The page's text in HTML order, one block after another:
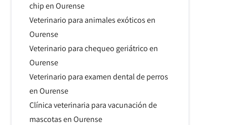
chip en Ourense
Veterinario para animales exóticos en
Ourense
Veterinario para chequeo geriátrico en
Ourense
Veterinario para examen dental de perros
en Ourense
Clínica veterinaria para vacunación de
mascotas en Ourense